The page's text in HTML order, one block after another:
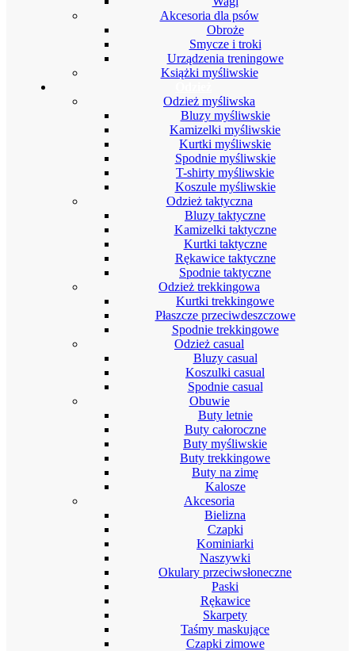
Akcesoria dla psów
Obroże
Smycze i troki
Urządzenia treningowe
Książki myśliwskie
Odzież myśliwska
Bluzy myśliwskie
Kamizelki myśliwskie
Kurtki myśliwskie
Spodnie myśliwskie
T-shirty myśliwskie
Koszule myśliwskie
Odzież taktyczna
Bluzy taktyczne
Kamizelki taktyczne
Kurtki taktyczne
Rękawice taktyczne
Spodnie taktyczne
Odzież trekkingowa
Kurtki trekkingowe
Płaszcze przeciwdeszczowe
Spodnie trekkingowe
Odzież casual
Bluzy casual
Koszulki casual
Spodnie casual
Obuwie
Buty letnie
Buty całoroczne
Buty myśliwskie
Buty trekkingowe
Buty na zimę
Kalosze
Akcesoria
Bielizna
Czapki
Kominiarki
Naszywki
Okulary przeciwsłoneczne
Paski
Rękawice
Skarpety
Taśmy maskujące
Czapki zimowe